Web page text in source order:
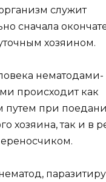
служит
сначала
хозяином.
нематодами-
происходит как
путем при
хозяина, так и в